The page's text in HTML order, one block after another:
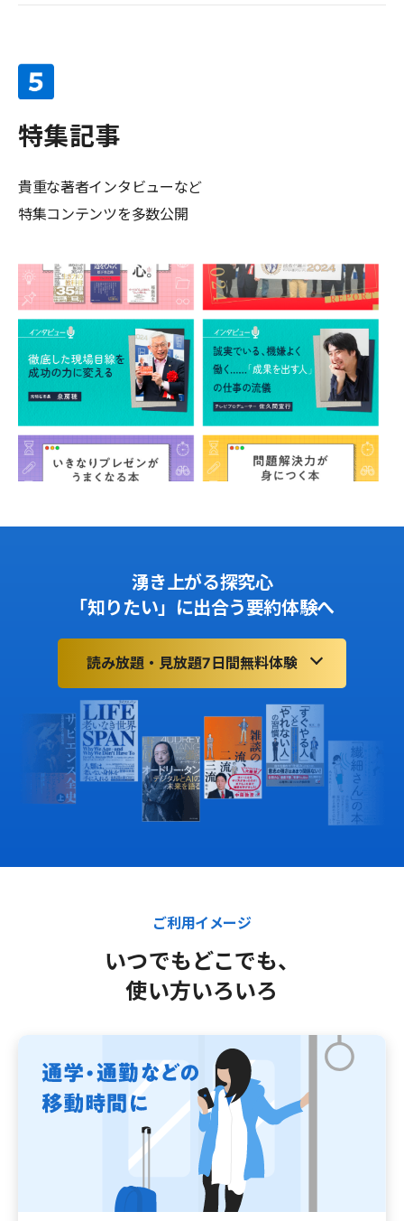
特集記事
貴重な著者インタビューなど
特集コンテンツを多数公開
湧き上がる探究心
「知りたい」に出合う要約体験へ
読み放題・見放題7日間無料体験
ご利用イメージ
いつでもどこでも、
使い方いろいろ